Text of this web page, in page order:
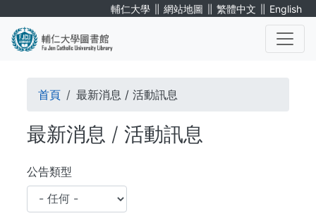
輔仁大學 ∥ 網站地圖 ∥ 繁體中文 ∥ English
導
連
結
首頁 最新消息 / 活動訊息
最新消息 / 活動訊息
公告類型